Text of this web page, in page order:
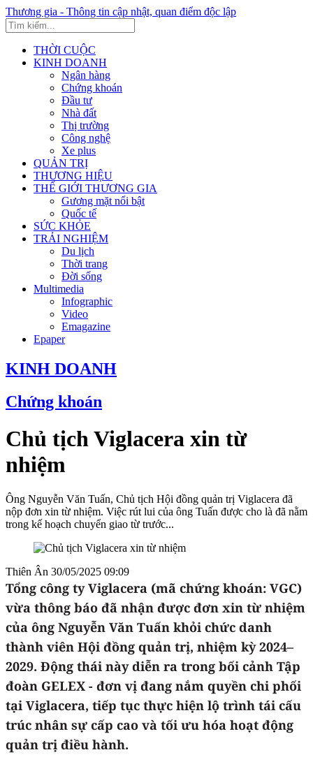
Thương gia - Thông tin cập nhật, quan điểm độc lập
THỜI CUỘC
KINH DOANH
Ngân hàng
Chứng khoán
Đầu tư
Nhà đất
Thị trường
Công nghệ
Xe plus
QUẢN TRỊ
THƯƠNG HIỆU
THẾ GIỚI THƯƠNG GIA
Gương mặt nổi bật
Quốc tế
SỨC KHỎE
TRẢI NGHIỆM
Du lịch
Thời trang
Đời sống
Multimedia
Infographic
Video
Emagazine
Epaper
KINH DOANH
Chứng khoán
Chủ tịch Viglacera xin từ
nhiệm
Ông Nguyễn Văn Tuấn, Chủ tịch Hội đồng quản trị Viglacera đã
nộp đơn xin từ nhiệm. Việc rút lui của ông Tuấn được cho là đã nằm
trong kế hoạch chuyển giao từ trước...
Thiên Ân 30/05/2025 09:09
Tổng công ty Viglacera (mã chứng khoán: VGC)
vừa thông báo đã nhận được đơn xin từ nhiệm
của ông Nguyễn Văn Tuấn khỏi chức danh
thành viên Hội đồng quản trị, nhiệm kỳ 2024–
2029. Động thái này diễn ra trong bối cảnh Tập
đoàn GELEX - đơn vị đang nắm quyền chi phối
tại Viglacera, tiếp tục thực hiện lộ trình tái cấu
trúc nhân sự cấp cao và tối ưu hóa hoạt động
quản trị điều hành.